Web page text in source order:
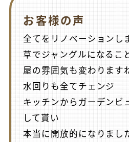
お客様の声
全てをリノベーションし
草でジャングルになる
屋の雰囲気も変わります
水回りも全てチェンジ
キッチンからガーデンビ
して貰い
本当に開放的になりまし